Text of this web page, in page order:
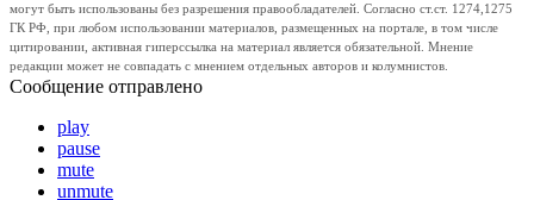
могут быть использованы без разрешения правообладателей. Согласно ст.ст. 1274,1275
ГК РФ, при любом использовании материалов, размещенных на портале, в том числе
цитировании, активная гиперссылка на материал является обязательной. Мнение
редакции может не совпадать с мнением отдельных авторов и колумнистов.
Сообщение отправлено
play
pause
mute
unmute